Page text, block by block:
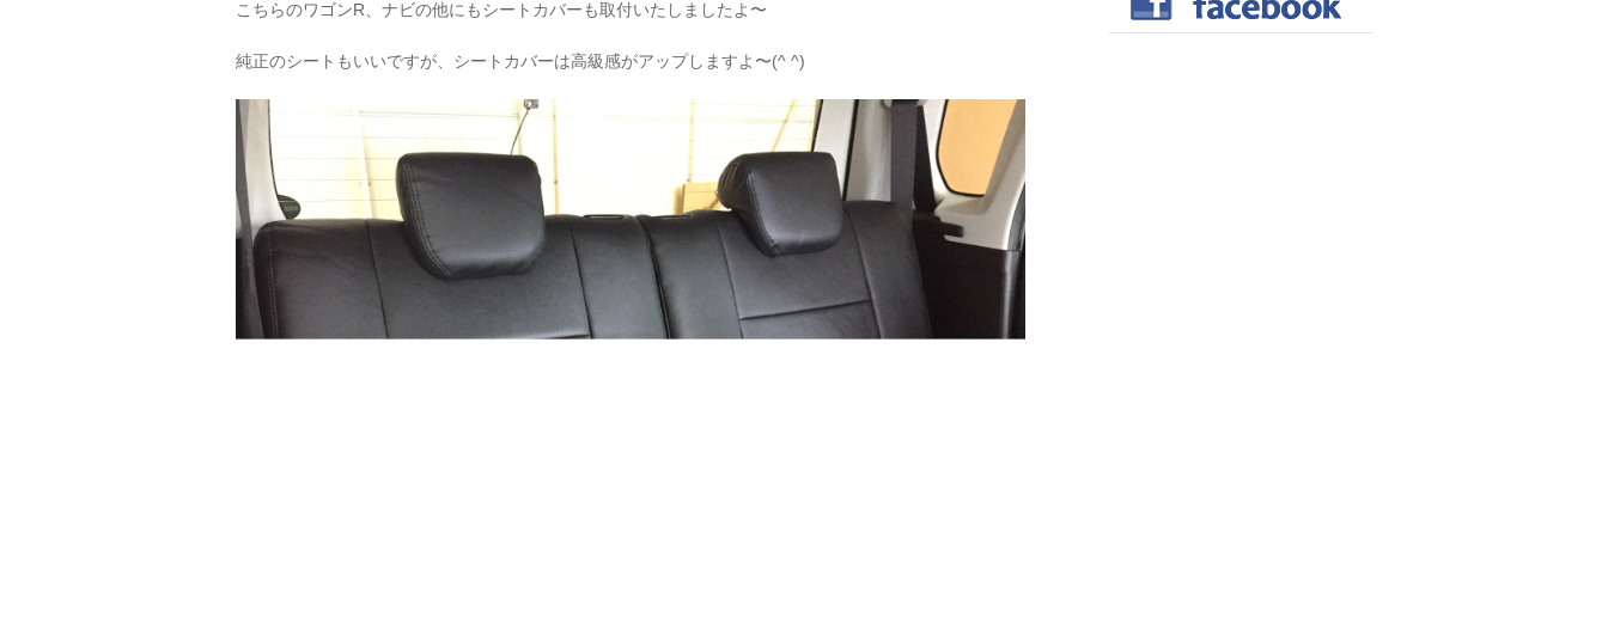
こちらのワゴンR、ナビの他にもシートカバーも取付いたしましたよ〜
純正のシートもいいですが、シートカバーは高級感がアップしますよ〜(^ ^)